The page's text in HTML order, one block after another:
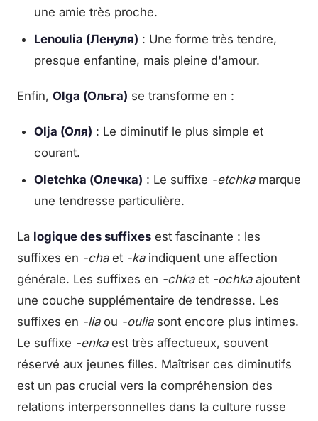
une amie très proche.
Lenoulia (Ленуля) : Une forme très tendre,
presque enfantine, mais pleine d'amour.
Enfin, Olga (Ольга) se transforme en :
Olja (Оля) : Le diminutif le plus simple et
courant.
Oletchka (Олечка) : Le suffixe -etchkamarque
une tendresse particulière.
La logique des suffixes est fascinante : les
suffixes en -chaet -kaindiquent une affection
générale. Les suffixes en -chkaet -ochkaajoutent
une couche supplémentaire de tendresse. Les
suffixes en -liaou -ouliasont encore plus intimes.
Le suffixe -enkaest très affectueux, souvent
réservé aux jeunes filles. Maîtriser ces diminutifs
est un pas crucial vers la compréhension des
relations interpersonnelles dans la culture russe